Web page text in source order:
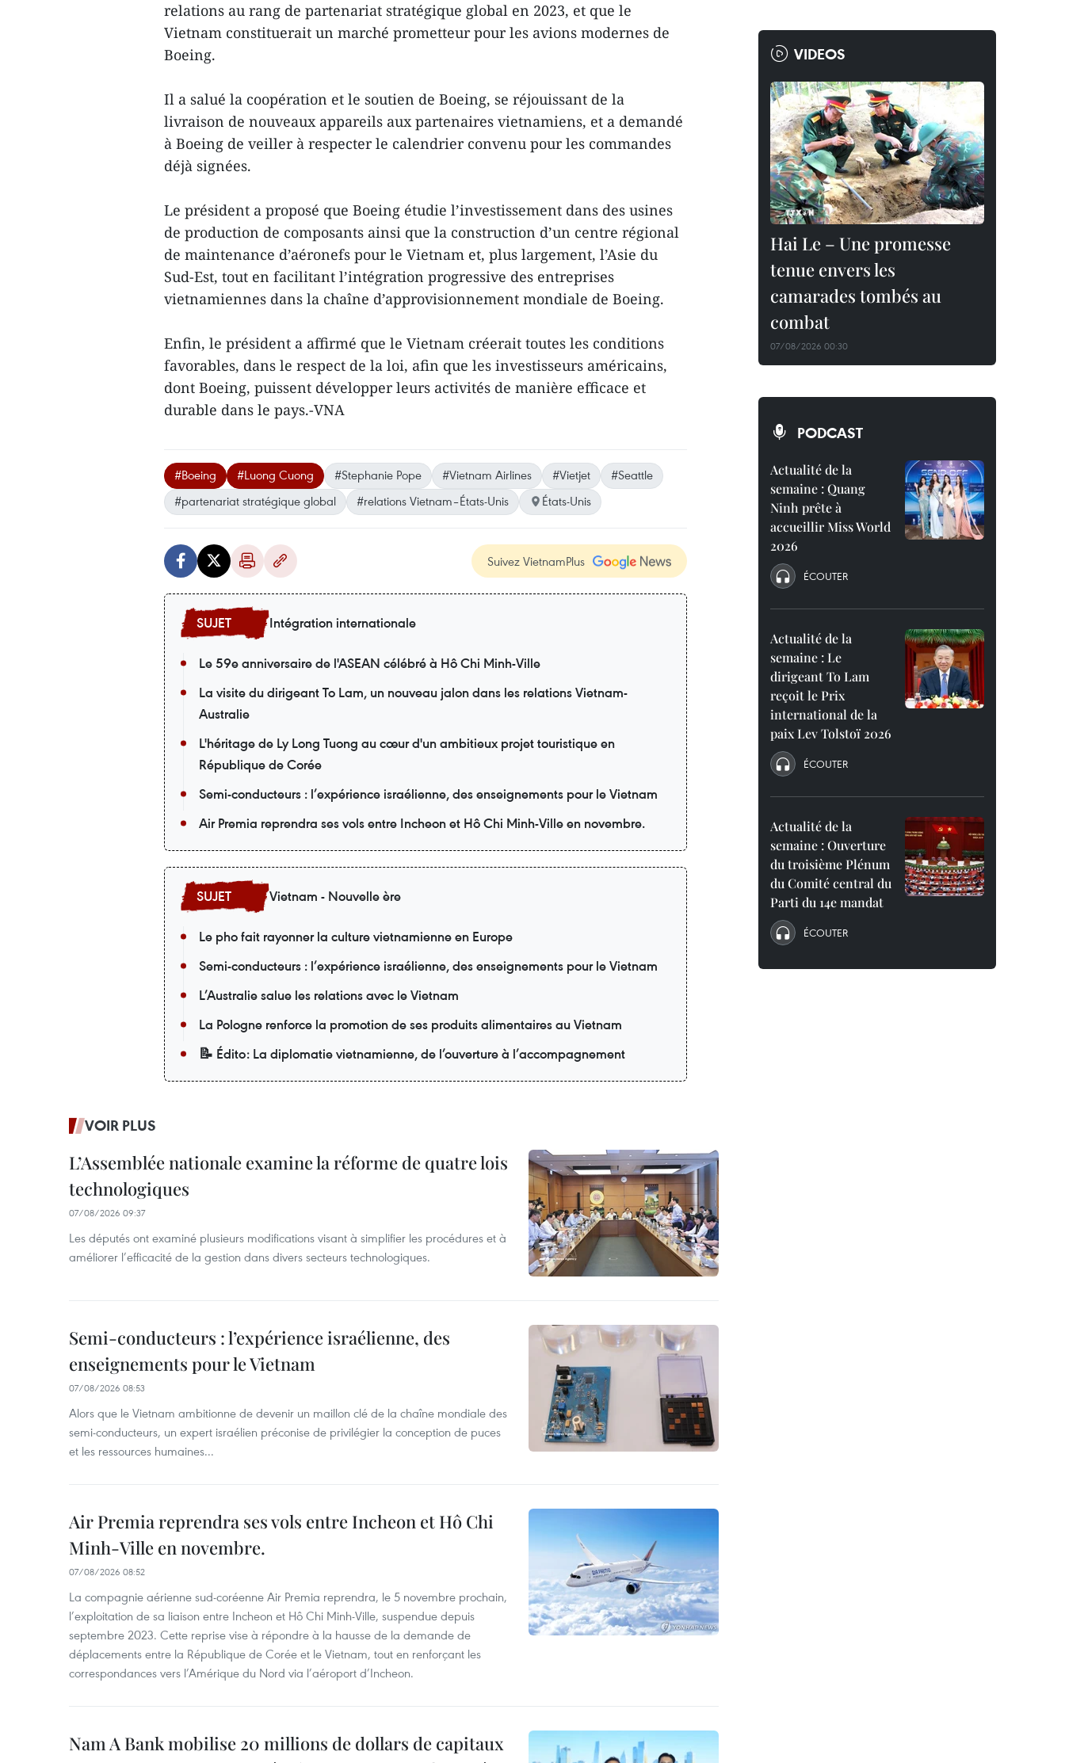
relations au rang de partenariat stratégique global en 2023, et que le
Vietnam constituerait un marché prometteur pour les avions modernes de
Boeing.
Il a salué la coopération et le soutien de Boeing, se réjouissant de la
livraison de nouveaux appareils aux partenaires vietnamiens, et a demandé
à Boeing de veiller à respecter le calendrier convenu pour les commandes
déjà signées.
Le président a proposé que Boeing étudie l’investissement dans des usines
de production de composants ainsi que la construction d’un centre régional
de maintenance d’aéronefs pour le Vietnam et, plus largement, l’Asie du
Sud-Est, tout en facilitant l’intégration progressive des entreprises
vietnamiennes dans la chaîne d’approvisionnement mondiale de Boeing.
Enfin, le président a affirmé que le Vietnam créerait toutes les conditions
favorables, dans le respect de la loi, afin que les investisseurs américains,
dont Boeing, puissent développer leurs activités de manière efficace et
durable dans le pays.-VNA
#Boeing #Luong Cuong #Stephanie Pope #Vietnam Airlines #Vietjet
#Seattle
#partenariat stratégique global
#relations Vietnam–États-Unis États-Unis
Suivez VietnamPlus
Intégration internationale
Le 59e anniversaire de l'ASEAN célébré à Hô Chi Minh-Ville
La visite du dirigeant To Lam, un nouveau jalon dans les relations Vietnam-
Australie
L'héritage de Ly Long Tuong au cœur d'un ambitieux projet touristique en
République de Corée
Semi-conducteurs : l’expérience israélienne, des enseignements pour le Vietnam
Air Premia reprendra ses vols entre Incheon et Hô Chi Minh-Ville en novembre.
Vietnam - Nouvelle ère
Le pho fait rayonner la culture vietnamienne en Europe
Semi-conducteurs : l’expérience israélienne, des enseignements pour le Vietnam
L’Australie salue les relations avec le Vietnam
La Pologne renforce la promotion de ses produits alimentaires au Vietnam
📝 Édito: La diplomatie vietnamienne, de l’ouverture à l’accompagnement
VOIR PLUS
L’Assemblée nationale examine la réforme de quatre lois
technologiques
07/08/2026 09:37
Les députés ont examiné plusieurs modifications visant à simplifier les procédures et à
améliorer l’efficacité de la gestion dans divers secteurs technologiques.
Semi-conducteurs : l’expérience israélienne, des
enseignements pour le Vietnam
07/08/2026 08:53
Alors que le Vietnam ambitionne de devenir un maillon clé de la chaîne mondiale des
semi-conducteurs, un expert israélien préconise de privilégier la conception de puces
et les ressources humaines...
Air Premia reprendra ses vols entre Incheon et Hô Chi
Minh-Ville en novembre.
07/08/2026 08:52
La compagnie aérienne sud-coréenne Air Premia reprendra, le 5 novembre prochain,
l’exploitation de sa liaison entre Incheon et Hô Chi Minh-Ville, suspendue depuis
septembre 2023. Cette reprise vise à répondre à la hausse de la demande de
déplacements entre la République de Corée et le Vietnam, tout en renforçant les
correspondances vers l’Amérique du Nord via l’aéroport d’Incheon.
Nam A Bank mobilise 20 millions de dollars de capitaux
VIDEOS
Hai Le – Une promesse
tenue envers les
camarades tombés au
combat
07/08/2026 00:30
PODCAST
Actualité de la
semaine : Quang
Ninh prête à
accueillir Miss World
2026
ÉCOUTER
Actualité de la
semaine : Le
dirigeant To Lam
reçoit le Prix
international de la
paix Lev Tolstoï 2026
ÉCOUTER
Actualité de la
semaine : Ouverture
du troisième Plénum
du Comité central du
Parti du 14e mandat
ÉCOUTER